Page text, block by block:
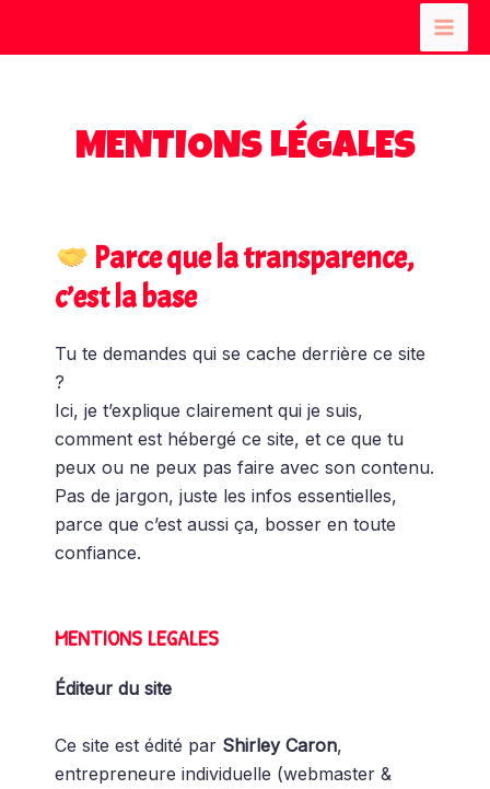
Main
MENTIONS LÉGALES
Parce que la transparence,
c’est la base
Tu te demandes qui se cache derrière ce site
?
Ici, je t’explique clairement qui je suis,
comment est hébergé ce site, et ce que tu
peux ou ne peux pas faire avec son contenu.
Pas de jargon, juste les infos essentielles,
parce que c’est aussi ça, bosser en toute
confiance.
MENTIONS LEGALES
Éditeur du site
Ce site est édité par Shirley Caron,
entrepreneure individuelle (webmaster &